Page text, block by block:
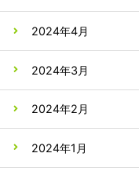
2024年4月
2024年3月
2024年2月
2024年1月